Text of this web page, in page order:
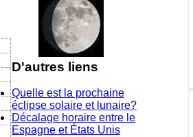
D'autres liens
Quelle est la prochaine
éclipse solaire et lunaire?
Décalage horaire entre le
Espagne et États Unis